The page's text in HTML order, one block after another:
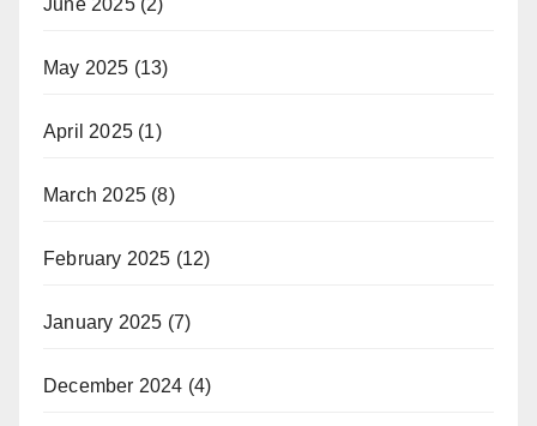
June 2025(2)
May 2025 (13)
April 2025 (1)
March 2025 (8)
February 2025 (12)
January 2025 (7)
December 2024 (4)